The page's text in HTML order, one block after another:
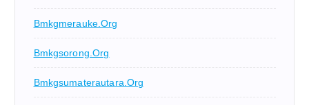
Bmkgmerauke.org
Bmkgsorong.org
Bmkgsumaterautara.org